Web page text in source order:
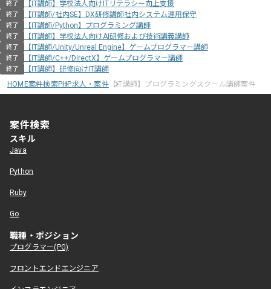
終了 【IT講師】学校法人向けITリテラシー向上支援
終了 【IT講師/社内SE】DX研修講師社内システム運用保守
終了 【IT講師/Python】プログラミング講師
終了 【IT講師】学校法人向けAI研修および技術講義講師
終了 【IT講師/Unity/Unreal Engine】ゲームプログラマー講師
終了 【IT講師/C++/DirectX】ゲームプログラマー講師
終了
【IT講師】研修向けIT講師
HOME案件検索PHP求人・案件【IT講師】プログラミングスクール講師案件
案件検索
スキル
Java
Python
Ruby
Go
職種・ポジション
プログラマー(PG)
フロントエンドエンジニア